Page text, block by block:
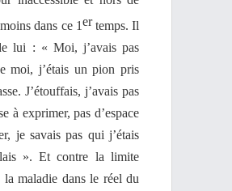
dans ce 1ertemps. Il
lui : « Moi, j’avais pas
moi, j’étais un pion pris
J’étouffais, j’avais pas
à exprimer, pas d’espace
je savais pas qui j’étais
». Et contre la limite
la maladie dans le réel du